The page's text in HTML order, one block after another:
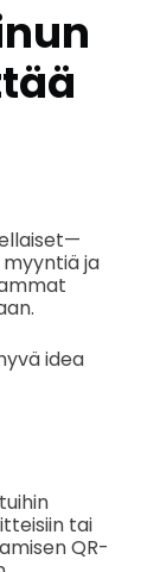
ja
idea
tai
QR-